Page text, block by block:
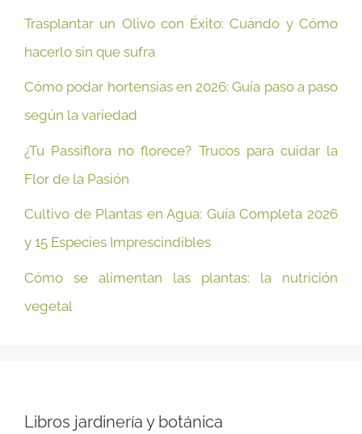
Trasplantar un Olivo con Éxito: Cuándo y Cómo
hacerlo sin que sufra
Cómo podar hortensias en 2026: Guía paso a paso
según la variedad
¿Tu Passiflora no florece? Trucos para cuidar la
Flor de la Pasión
Cultivo de Plantas en Agua: Guía Completa 2026
y 15 Especies Imprescindibles
Cómo se alimentan las plantas: la nutrición
vegetal
Libros jardinería y botánica